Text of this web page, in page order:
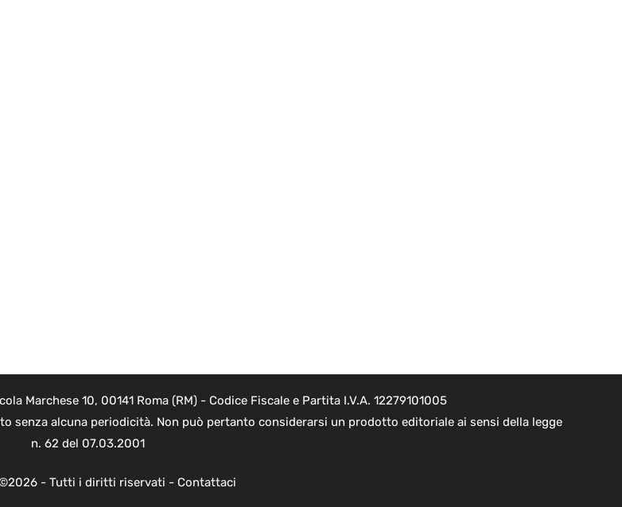
Marchese 10, 00141 Roma (RM) - Codice Fiscale e Partita I.V.A. 12279101005
senza alcuna periodicità. Non può pertanto considerarsi un prodotto editoriale ai sensi della legge
n. 62 del 07.03.2001
- Tutti i diritti riservati - Contattaci